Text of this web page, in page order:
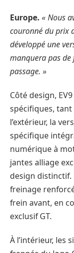
Europe. « Nous
couronné du prix
développé une
manquera pas de
passage. »
Côté design,
spécifiques, tant
l’extérieur, la
spécifique
numérique à
jantes alliage
design distinctif.
freinage
frein avant, en
exclusif GT.
À l’intérieur, les